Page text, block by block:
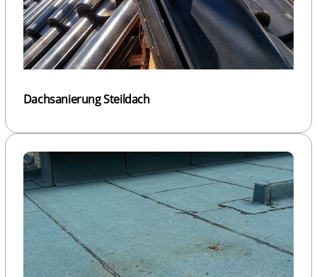
Dachsanierung Steildach